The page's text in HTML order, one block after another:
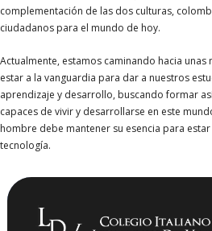
complementación de las dos culturas,
ciudadanos para el mundo de hoy.
Actualmente, estamos caminando hacia
estar a la vanguardia para dar a nuestros
aprendizaje y desarrollo, buscando formar
capaces de vivir y desarrollarse en este
hombre debe mantener su esencia para
tecnología.